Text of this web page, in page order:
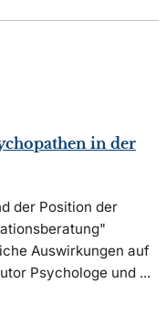
in der
der Position der
Auswirkungen auf
Psychologe und ...